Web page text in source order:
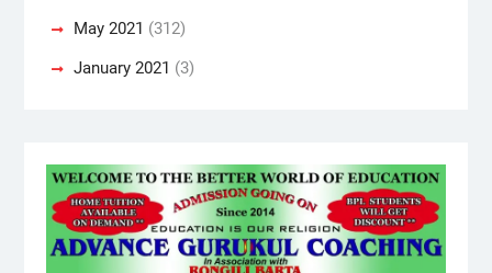
May 2021 (312)
January 2021 (3)